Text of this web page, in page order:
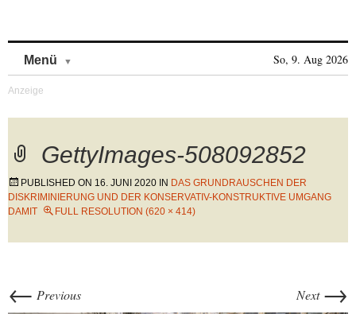
Menü So, 9. Aug 2026
GettyImages-508092852
PUBLISHED ON 16. JUNI 2020 IN DAS GRUNDRAUSCHEN DER
DISKRIMINIERUNG UND DER KONSERVATIV-KONSTRUKTIVE UMGANG
DAMIT
FULL RESOLUTION (620 × 414)
← Previous Next →